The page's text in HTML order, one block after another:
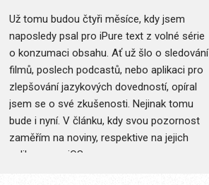
Už tomu budou čtyři měsíce, kdy jsem
naposledy psal pro iPure text z volné série
o konzumaci obsahu. Ať už šlo o sledování
filmů, poslech podcastů, nebo aplikaci pro
zlepšování jazykových dovedností, opíral
jsem se o své zkušenosti. Nejinak tomu
bude i nyní. V článku, kdy svou pozornost
zaměřím na noviny, respektive na jejich
aplikace pro iOS.